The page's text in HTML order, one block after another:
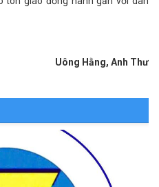
Uông Hằng, Anh Thư